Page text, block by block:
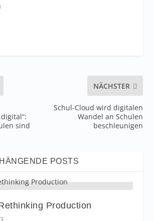
sind
NÄCHSTER
Schul-Cloud wird digitalen
Wandel an Schulen
beschleunigen
POSTS
Production